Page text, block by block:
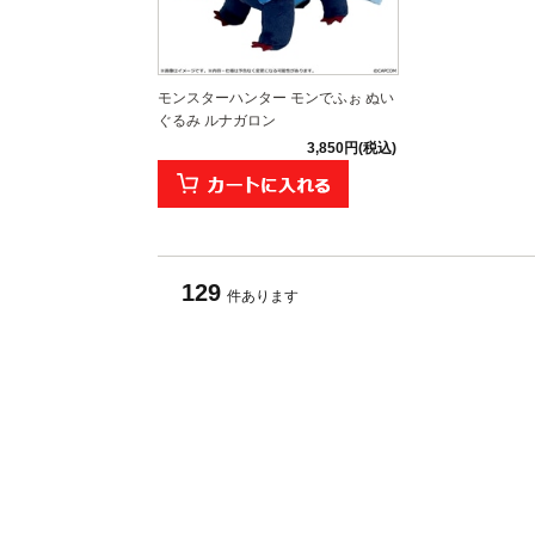
モンスターハンター モンでふぉ ぬい
ぐるみ ルナガロン
3,850円(税込)
129 件あります